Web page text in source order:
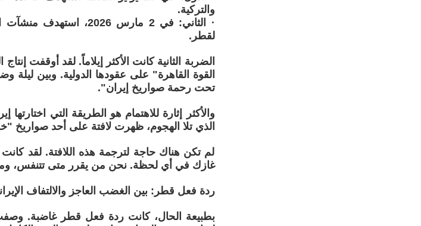
والتركية.
· الثاني: في 2 مارس
لقطر.
الضربة الثانية كانت الأكثر إيلاماً. لقد أوقفت
القوة القاهرة" على عقودها الدولية. وبين
تحت رحمة صواريخ إيران".
والأكثر إثارة للاهتمام هو الطريقة التي
الذي تلا الهجوم، ظهرت لافتة على أحد
لم تكن هناك حاجة لترجمة هذه اللافتة. لقد
غازك في أي لحظة. نحن من يقرر متى تتنفس،
ردة فعل قطر: بين الغضب العاجز والالتفاف
بطبيعة الحال، كانت ردة فعل قطر غاضبة.